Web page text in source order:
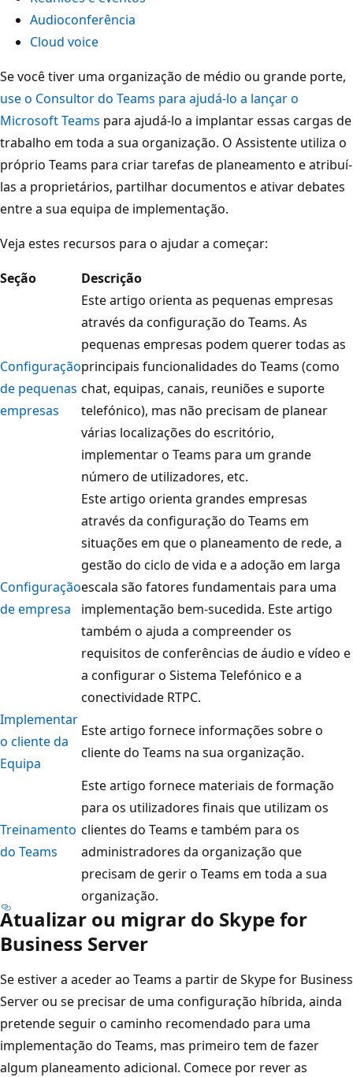
Audioconferência
Cloud voice
Se você tiver uma organização de médio ou grande porte,
use o Consultor do Teams para ajudá-lo a lançar o
Microsoft Teams para ajudá-lo a implantar essas cargas de
trabalho em toda a sua organização. O Assistente utiliza o
próprio Teams para criar tarefas de planeamento e atribuí-
las a proprietários, partilhar documentos e ativar debates
entre a sua equipa de implementação.
Veja estes recursos para o ajudar a começar:
Seção
Descrição
Configuração
de pequenas
empresas
Este artigo orienta as pequenas empresas
através da configuração do Teams. As
pequenas empresas podem querer todas as
principais funcionalidades do Teams (como
chat, equipas, canais, reuniões e suporte
telefónico), mas não precisam de planear
várias localizações do escritório,
implementar o Teams para um grande
número de utilizadores, etc.
Configuração
de empresa
Este artigo orienta grandes empresas
através da configuração do Teams em
situações em que o planeamento de rede, a
gestão do ciclo de vida e a adoção em larga
escala são fatores fundamentais para uma
implementação bem-sucedida. Este artigo
também o ajuda a compreender os
requisitos de conferências de áudio e vídeo e
a configurar o Sistema Telefónico e a
conectividade RTPC.
Implementar
o cliente da
Equipa
Este artigo fornece informações sobre o
cliente do Teams na sua organização.
Treinamento
do Teams
Este artigo fornece materiais de formação
para os utilizadores finais que utilizam os
clientes do Teams e também para os
administradores da organização que
precisam de gerir o Teams em toda a sua
organização.
Atualizar ou migrar do Skype for
Business Server
Se estiver a aceder ao Teams a partir de Skype for Business
Server ou se precisar de uma configuração híbrida, ainda
pretende seguir o caminho recomendado para uma
implementação do Teams, mas primeiro tem de fazer
algum planeamento adicional. Comece por rever as